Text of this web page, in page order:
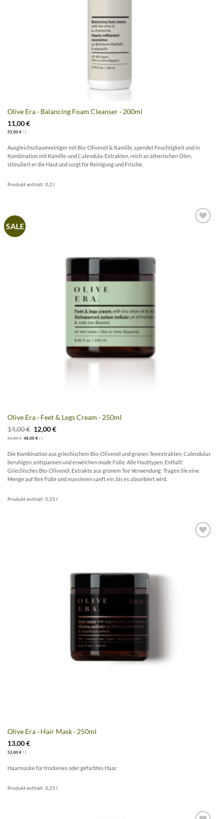
Olive Era · Balancing Foam Cleanser · 200ml
11,00€
55,00 €/ l
Ausgleichschaumreiniger mit Bio-Olivenöl & Kamille, spendet Feuchtigkeit und in
Kombination mit Kamille-und Calendula-Extrakten, reich an ätherischen Ölen,
stimuliert er die Haut und sorgt für Reinigung und Frische.
Produkt enthält: 0,2l
SALE
Olive Era · Feet & Legs Cream · 250ml
14,00€ Ursprünglicher
Preis
war:
12,00€Aktueller
56,00€ 48,00€ /l
Die Kombination aus griechischem Bio-Olivenöl und grünen Teeextrakten, Calendulas
beruhigen, entspannen und erweichen müde Füße. Alle Hauttypen. Enthält:
Griechisches Bio-Olivenöl, Extrakte aus grünem Tee Verwendung: Tragen Sie eine
Menge auf Ihre Füße und massieren sanft ein, bis es absorbiert wird.
Produkt enthält: 0,25 l
Olive Era · Hair Mask · 250ml
13,00€
52,00 €/ l
Haarmaske für trockenes oder gefärbtes Haar.
Produkt enthält: 0,25 l